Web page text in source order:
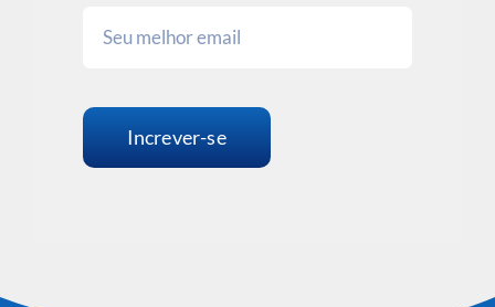
Increver-se